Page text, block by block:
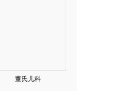
董氏儿科